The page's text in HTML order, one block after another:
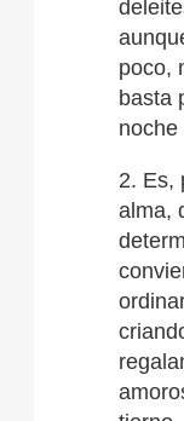
poco,
basta
noche
2. Es,
alma,